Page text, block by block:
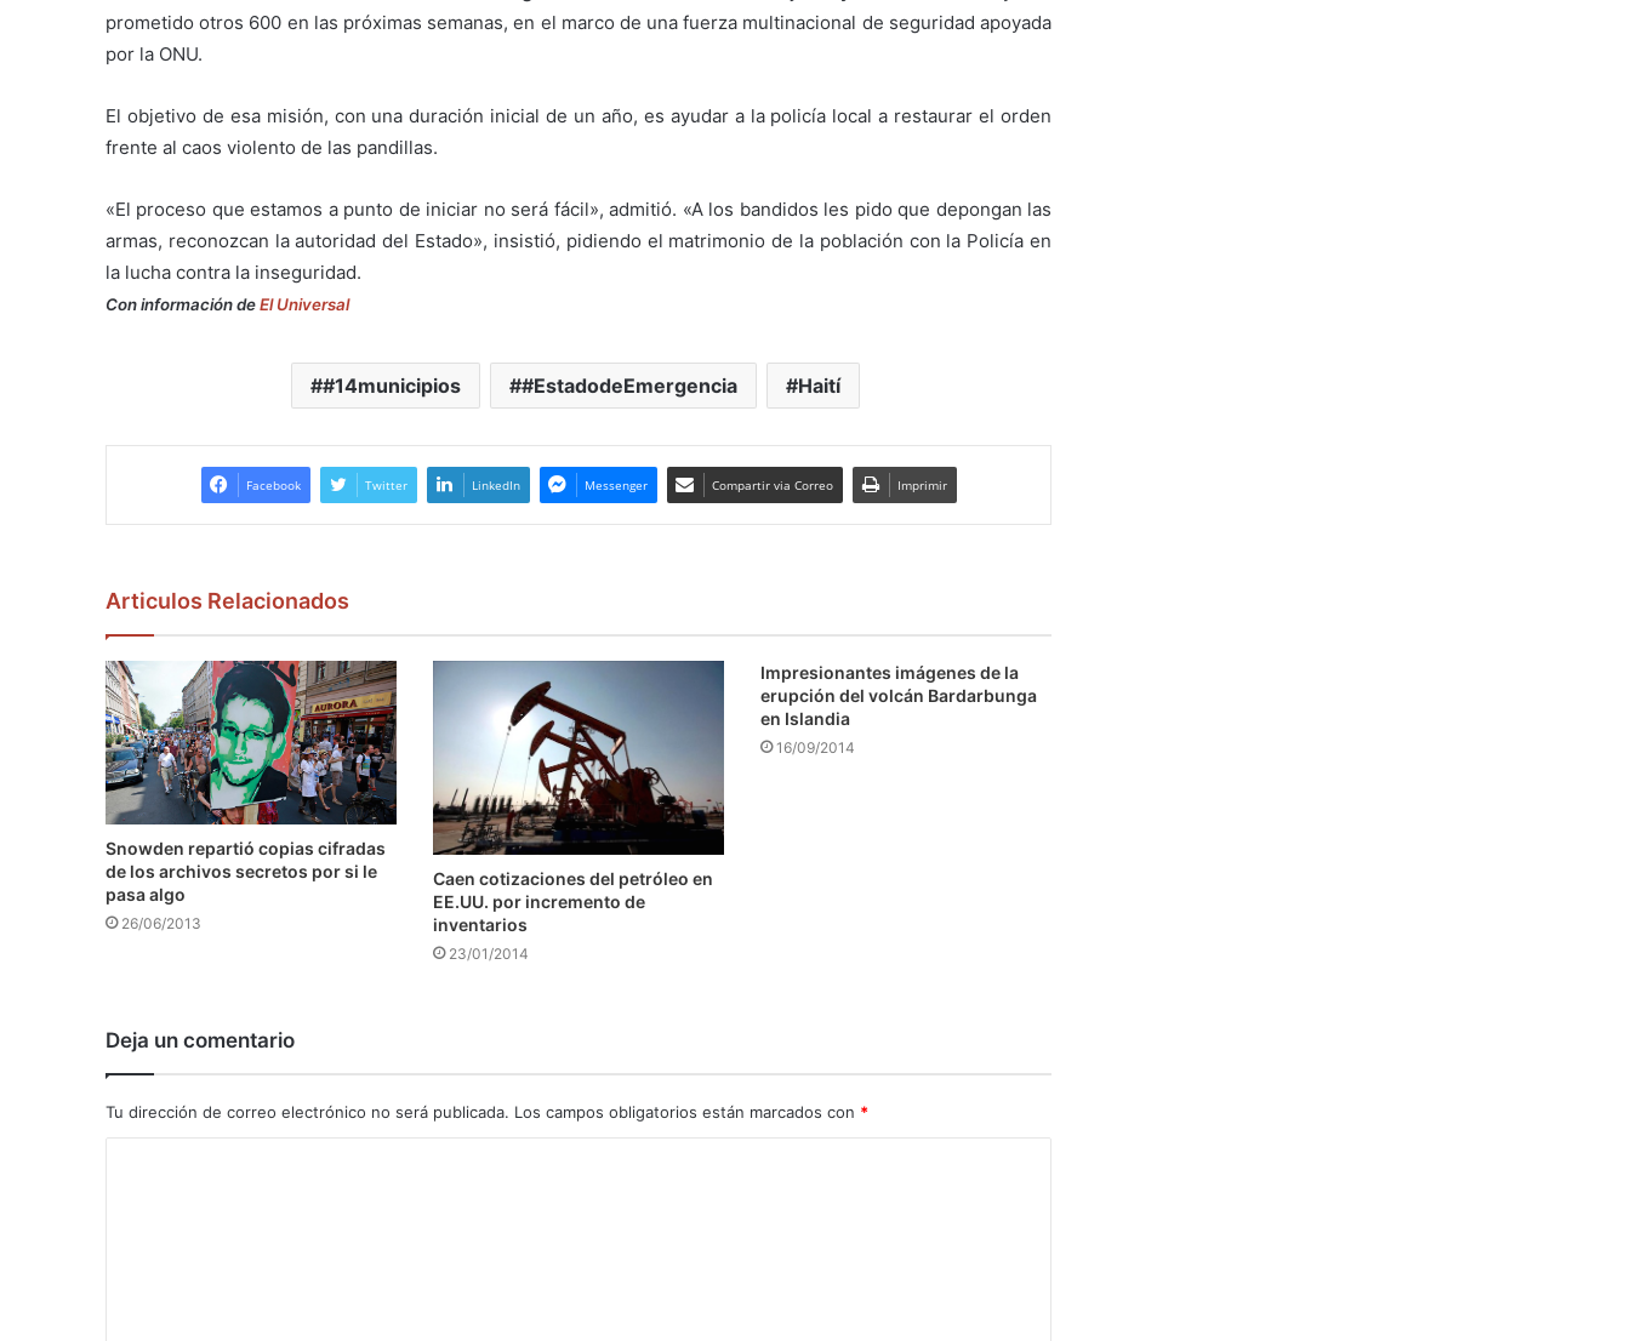
prometido otros 600 en las próximas semanas, en el marco de una fuerza multinacional de seguridad apoyada
por la ONU.
El objetivo de esa misión, con una duración inicial de un año, es ayudar a la policía local a restaurar el orden
frente al caos violento de las pandillas.
«El proceso que estamos a punto de iniciar no será fácil», admitió. «A los bandidos les pido que depongan las
armas, reconozcan la autoridad del Estado», insistió, pidiendo el matrimonio de la población con la Policía en
la lucha contra la inseguridad.
Con información deEl Universal
#14municipios #EstadodeEmergencia Haití
Facebook Twitter LinkedIn Messenger Compartir via Correo Imprimir
Articulos Relacionados
Snowden repartió copias cifradas
de los archivos secretos por si le
pasa algo
26/06/2013
Caen cotizaciones del petróleo en
EE.UU. por incremento de
inventarios
23/01/2014
Impresionantes imágenes de la
erupción del volcán Bardarbunga
en Islandia
16/09/2014
Deja un comentario
Tu dirección de correo electrónico no será publicada. Los campos obligatorios están marcados con *